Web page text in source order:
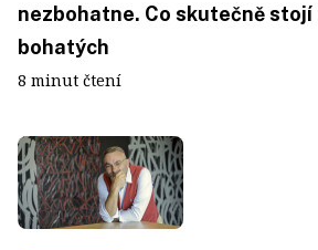
nezbohatne. Co skutečně stojí
bohatých
8 minut čtení